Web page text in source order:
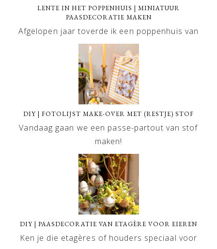
LENTE IN HET POPPENHUIS | MINIATUUR
PAASDECORATIE MAKEN
Afgelopen jaar toverde ik een poppenhuis van
DIY | FOTOLIJST MAKE-OVER MET (RESTJE) STOF
Vandaag gaan we een passe-partout van stof
maken!
DIY | PAASDECORATIE VAN ETAGÈRE VOOR EIEREN
Ken je die etagères of houders speciaal voor